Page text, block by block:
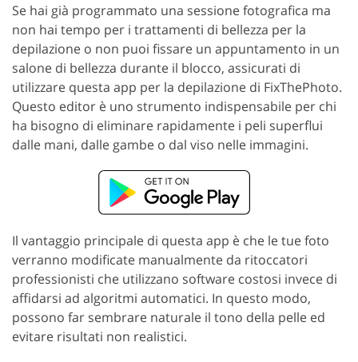
Se hai già programmato una sessione fotografica ma
non hai tempo per i trattamenti di bellezza per la
depilazione o non puoi fissare un appuntamento in un
salone di bellezza durante il blocco, assicurati di
utilizzare questa app per la depilazione di FixThePhoto.
Questo editor è uno strumento indispensabile per chi
ha bisogno di eliminare rapidamente i peli superflui
dalle mani, dalle gambe o dal viso nelle immagini.
Il vantaggio principale di questa app è che le tue foto
verranno modificate manualmente da ritoccatori
professionisti che utilizzano software costosi invece di
affidarsi ad algoritmi automatici. In questo modo,
possono far sembrare naturale il tono della pelle ed
evitare risultati non realistici.